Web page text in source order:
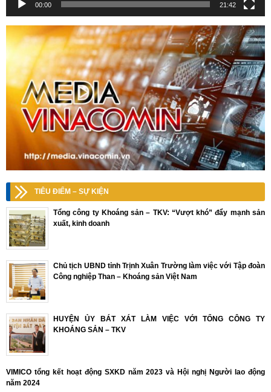
00:00 21:42
TIÊU ĐIỂM – SỰ KIỆN
Tổng công ty Khoáng sản – TKV: “Vượt khó” đẩy mạnh sản
xuất, kinh doanh
Chủ tịch UBND tỉnh Trịnh Xuân Trường làm việc với Tập đoàn
Công nghiệp Than – Khoáng sản Việt Nam
HUYỆN ỦY BÁT XÁT LÀM VIỆC VỚI TỔNG CÔNG TY
KHOÁNG SẢN – TKV
VIMICO tổng kết hoạt động SXKD năm 2023 và Hội nghị Người lao động
năm 2024